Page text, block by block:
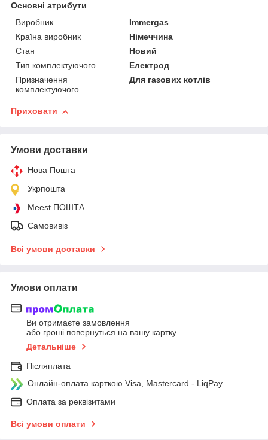
Основні атрибути
Виробник
Immergas
Країна виробник
Німеччина
Стан
Новий
Тип комплектуючого
Електрод
Призначення
комплектуючого
Для газових котлів
Приховати
Умови доставки
Нова Пошта
Укрпошта
Meest ПОШТА
Самовивіз
Всі умови доставки
Умови оплати
Ви отримаєте замовлення
або гроші повернуться на вашу картку
Детальніше
Післяплата
Онлайн-оплата карткою Visa, Mastercard - LiqPay
Оплата за реквізитами
Всі умови оплати